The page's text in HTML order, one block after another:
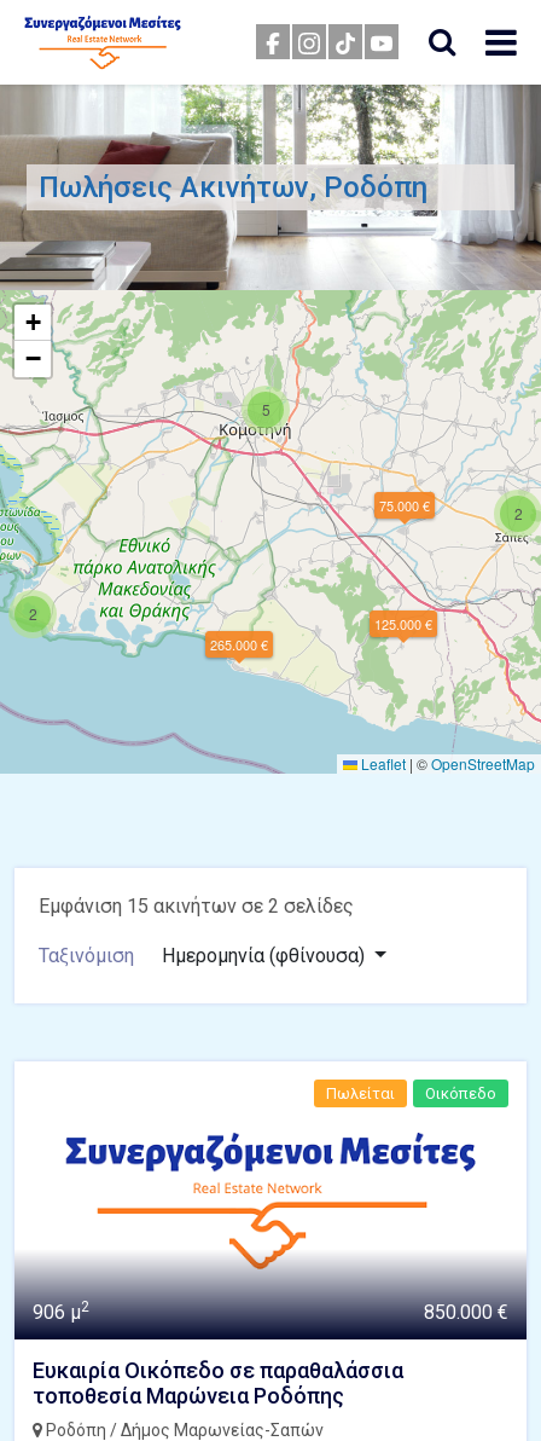
Πωλήσεις Ακινήτων, Ροδόπη
2
5
2
265.000 €
75.000 €
125.000 €
+
−
Leaflet | ©OpenStreetMap
Εμφάνιση 15 ακινήτων σε 2 σελίδες
Ταξινόμιση Ημερομηνία (φθίνουσα)
Πωλείται Οικόπεδο
906 μ2 850.000 €
Ευκαιρία Οικόπεδο σε παραθαλάσσια
τοποθεσία Μαρώνεια Ροδόπης
Ροδόπη / Δήμος Μαρωνείας-Σαπών